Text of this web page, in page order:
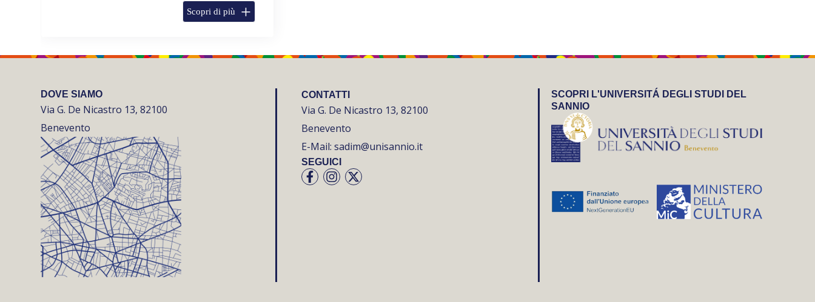
Scopri di più
CONTATTI
Via G. De Nicastro 13, 82100
Benevento
E-Mail: sadim@unisannio.it
SEGUICI
Facebook-
f
Instagram
X-
twitter
SCOPRI L'UNIVERSITÁ DEGLI STUDI DEL
SANNIO
DOVE SIAMO
Via G. De Nicastro 13, 82100
Benevento